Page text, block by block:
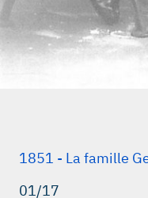
1851 - La famille
01/17